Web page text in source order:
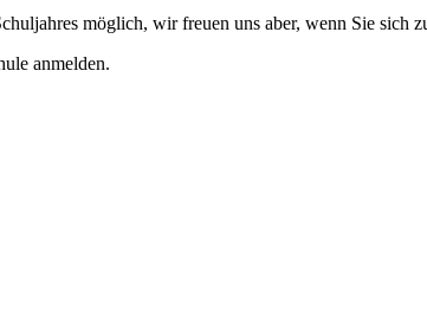
möglich, wir freuen uns aber, wenn Sie sich
anmelden.